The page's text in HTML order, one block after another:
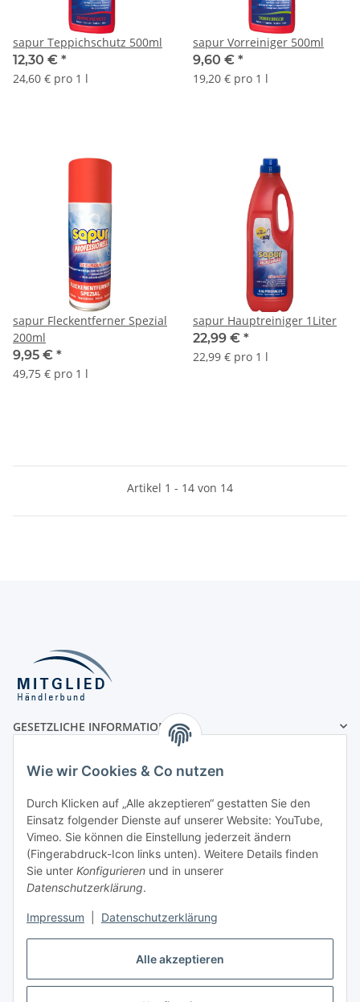
Alle akzeptieren
Wie wir Cookies & Co nutzen
Durch Klicken auf „Alle akzeptieren“ gestatten Sie den
Einsatz folgender Dienste auf unserer Website: YouTube,
Vimeo. Sie können die Einstellung jederzeit ändern
(Fingerabdruck-Icon links unten). Weitere Details finden
Sie unter Konfigurieren und in unserer
Datenschutzerklärung.
Impressum Datenschutzerklärung
sapur Teppichschutz 500ml
12,30 € *
24,60 € pro 1 l
sapur Vorreiniger 500ml
9,60 € *
19,20 € pro 1 l
sapur Fleckentferner Spezial
200ml
9,95 € *
49,75 € pro 1 l
sapur Hauptreiniger 1Liter
22,99 € *
22,99 € pro 1 l
Artikel 1 - 14 von 14
GESETZLICHE INFORMATIONEN
MÖGLICHE ZAHLUNGSARTEN
Vorauskasse
Rechnung
UNSERE VERSANDPARTNER